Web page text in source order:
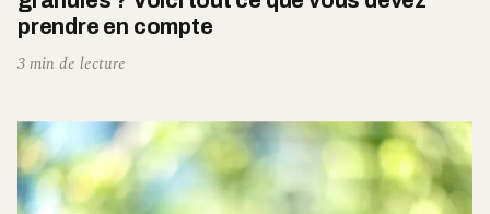
prendre en compte
3 min de lecture